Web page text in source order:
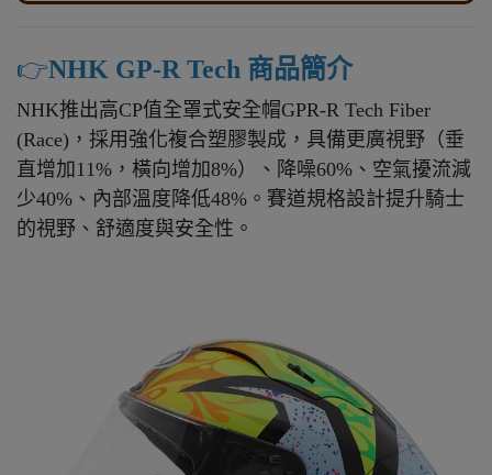
👉️NHK GP-R Tech 商品簡介
NHK推出高CP值全罩式安全帽GPR-R Tech Fiber
(Race)，採用強化複合塑膠製成，具備更廣視野（垂
直增加11%，橫向增加8%）、降噪60%、空氣擾流減
少40%、內部溫度降低48%。賽道規格設計提升騎士
的視野、舒適度與安全性。